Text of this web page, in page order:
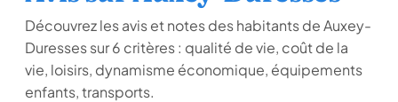
Découvrez les avis et notes des habitants de Auxey-
Duresses sur 6 critères : qualité de vie, coût de la
vie, loisirs, dynamisme économique, équipements
enfants, transports.